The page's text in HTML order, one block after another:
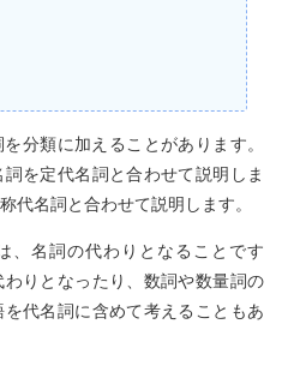
分類に加えることがあります。
を定代名詞と合わせて説明しま
代名詞と合わせて説明します。
、名詞の代わりとなることです
りとなったり、数詞や数量詞の
代名詞に含めて考えることもあ